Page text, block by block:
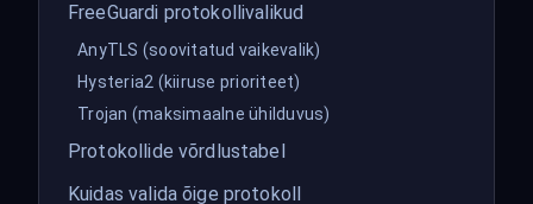
FreeGuardi protokollivalikud
AnyTLS (soovitatud vaikevalik)
Hysteria2 (kiiruse prioriteet)
Trojan (maksimaalne ühilduvus)
Protokollide võrdlustabel
Kuidas valida õige protokoll